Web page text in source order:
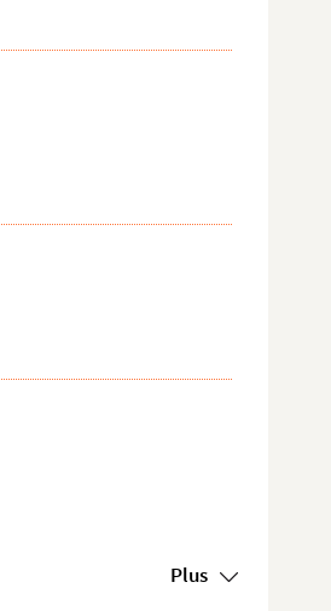
Plus